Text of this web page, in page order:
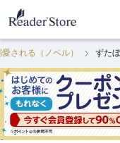
される（ノベル） ずた